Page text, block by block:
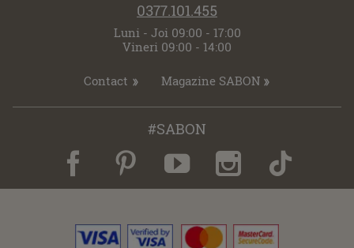
0377.101.455
Luni - Joi 09:00 - 17:00
Vineri 09:00 - 14:00
Contact Magazine SABON
#SABON